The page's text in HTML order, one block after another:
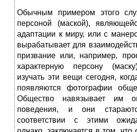
Обычным примером этого
персоной (маской),
адаптации к миру, или с
вырабатывает для
призвание или, например,
характерную персону
изучать эти вещи сегодня,
появляются фотографии
Общество навязывает им
поведения, и они
соответствии с этими